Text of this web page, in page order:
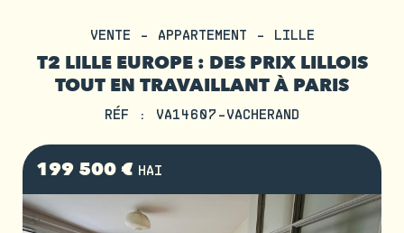
VENTE - APPARTEMENT - LILLE
T2 LILLE EUROPE : DES PRIX LILLOIS
TOUT EN TRAVAILLANT À PARIS
RÉF : VA14607-VACHERAND
199 500 € HAI